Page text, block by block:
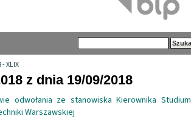
- XLIX
z dnia 19/09/2018
odwołania ze stanowiska Kierownika Studium
Warszawskiej